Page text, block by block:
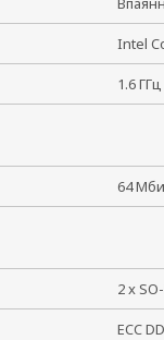
Intel
1.6
64
2 x
ECC